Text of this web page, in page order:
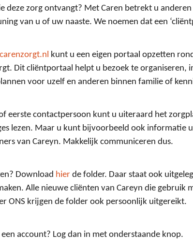
deze zorg ontvangt? Met Caren betrekt u
van u of uw naaste. We noemen dat een
kunt u een eigen portaal opzetten
Dit cliëntportaal helpt u bezoek te organiseren,
voor uzelf en anderen binnen familie of
eerste contactpersoon kunt u uiteraard het
lezen. Maar u kunt bijvoorbeeld ook informatie
van Careyn. Makkelijk communiceren dus.
Download hier de folder. Daar staat ook
Alle nieuwe cliënten van Careyn die gebruik
ONS krijgen de folder ook persoonlijk uitgereikt.
account? Log dan in met onderstaande knop.